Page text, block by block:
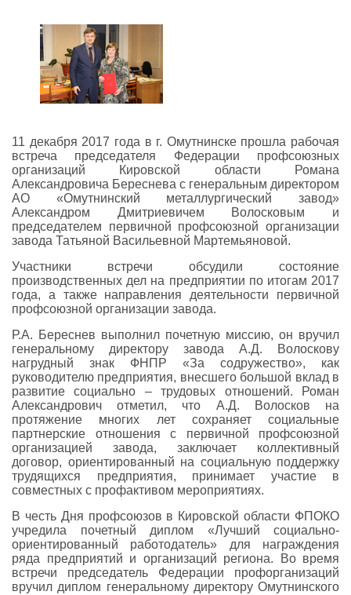
11 декабря 2017 года в г. Омутнинске прошла рабочая
встреча председателя Федерации профсоюзных
организаций Кировской области Романа
Александровича Береснева с генеральным директором
АО «Омутнинский металлургический завод»
Александром Дмитриевичем Волосковым и
председателем первичной профсоюзной организации
завода Татьяной Васильевной Мартемьяновой.
Участники встречи обсудили состояние
производственных дел на предприятии по итогам 2017
года, а также направления деятельности первичной
профсоюзной организации завода.
Р.А. Береснев выполнил почетную миссию, он вручил
генеральному директору завода А.Д. Волоскову
нагрудный знак ФНПР «За содружество», как
руководителю предприятия, внесшего большой вклад в
развитие социально – трудовых отношений. Роман
Александрович отметил, что А.Д. Волосков на
протяжение многих лет сохраняет социальные
партнерские отношения с первичной профсоюзной
организацией завода, заключает коллективный
договор, ориентированный на социальную поддержку
трудящихся предприятия, принимает участие в
совместных с профактивом мероприятиях.
В честь Дня профсоюзов в Кировской области ФПОКО
учредила почетный диплом «Лучший социально-
ориентированный работодатель» для награждения
ряда предприятий и организаций региона. Во время
встречи председатель Федерации профорганизаций
вручил диплом генеральному директору Омутнинского